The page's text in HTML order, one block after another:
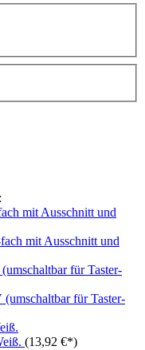
mit Ausschnitt und
für Taster-
(13,92 €*)